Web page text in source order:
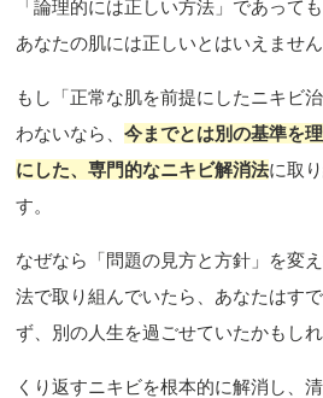
「論理的には正しい方法」であって
あなたの肌には正しいとはいえません
もし「正常な肌を前提にしたニキビ
わないなら、今までとは別の基準を
にした、専門的なニキビ解消法に取
す。
なぜなら「問題の見方と方針」を変
法で取り組んでいたら、あなたはす
ず、別の人生を過ごせていたかもしれ
くり返すニキビを根本的に解消し、